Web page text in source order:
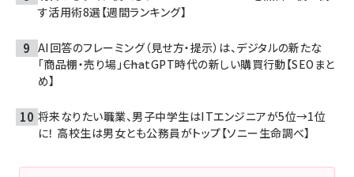
す活用術8選【週間ランキング】
AI回答のフレーミング（見せ方・提示）は、デジタルの新たな
「商品棚・売り場」――ChatGPT時代の新しい購買行動【SEOまと
め】
将来なりたい職業、男子中学生はITエンジニアが5位→1位
に！ 高校生は男女とも公務員がトップ【ソニー生命調べ】